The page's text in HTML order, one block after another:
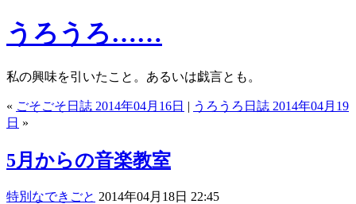
うろうろ……
私の興味を引いたこと。あるいは戯言とも。
« ごそごそ日誌 2014年04月16日 | うろうろ日誌 2014年04月19
日 »
5月からの音楽教室
特別なできごと 2014年04月18日 22:45